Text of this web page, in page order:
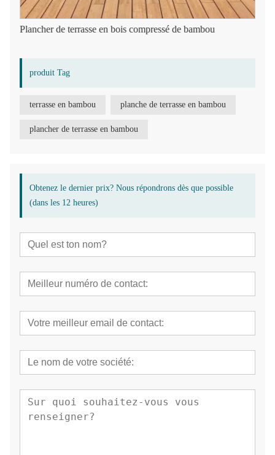
Plancher de terrasse en bois compressé de bambou
produit Tag
terrasse en bambou planche de terrasse en bambou
plancher de terrasse en bambou
Obtenez le dernier prix? Nous répondrons dès que possible
(dans les 12 heures)